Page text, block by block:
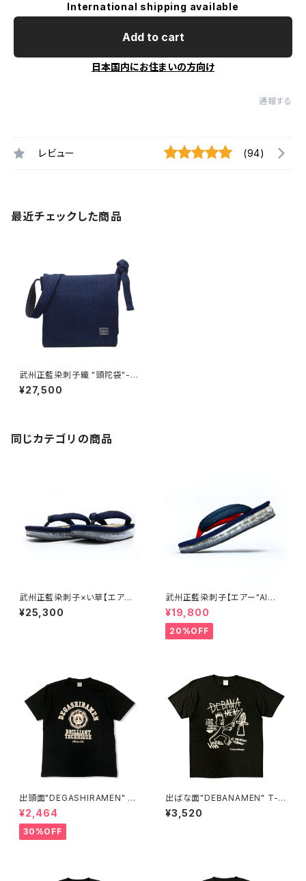
International shipping available
Add to cart
日本国内にお住まいの方向け
通報する
レビュー (94)
最近チェックした商品
武州正藍染刺子織 "頭陀袋"-z
utabukuro-
¥27,500
同じカテゴリの商品
武州正藍染刺子×い草【エア
ー"AIR"雪駄】楽駄-laqda-
¥25,300
武州正藍染刺子【エアー"AI
R"雪駄】楽駄-laqda-02
¥19,800
20%OFF
出頭面"DEGASHIRAMEN" T-
SHIRTS
¥2,464
30%OFF
出ばな面"DEBANAMEN" T-S
HIRTS
¥3,520